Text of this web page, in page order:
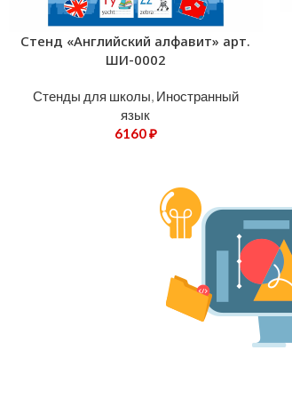
Стенд «Английский алфавит» арт.
ШИ-0002
Стенды для школы, Иностранный
язык
6160₽